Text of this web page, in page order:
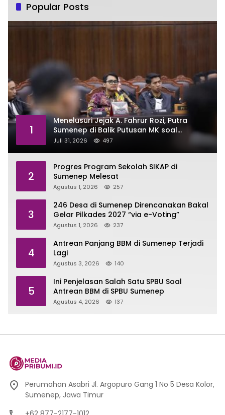
Popular Posts
1
Menelusuri Jejak A. Fahrur Rozi, Putra
Sumenep di Balik Putusan MK soal
Anggaran MBG
Juli 31, 2026 497
2
Progres Program Sekolah SIKAP di
Sumenep Melesat
Agustus 1, 2026 257
3
246 Desa di Sumenep Direncanakan Bakal
Gelar Pilkades 2027 “via e-Voting”
Agustus 1, 2026 237
4
Antrean Panjang BBM di Sumenep Terjadi
Lagi
Agustus 3, 2026 140
5
Ini Penjelasan Salah Satu SPBU Soal
Antrean BBM di SPBU Sumenep
Agustus 4, 2026 137
Perumahan Asabri Jl. Argopuro Gang 1 No 5 Desa Kolor,
Sumenep, Jawa Timur